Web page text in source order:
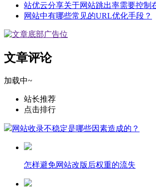
站优云分享关于网站跳出率需要控制
网站中有哪些常见的URL优化手段？
文章评论
加载中~
站长推荐
点击排行
网站收录不稳定是哪些因素造成的？
怎样避免网站改版后权重的流失